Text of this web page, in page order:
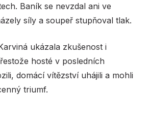
Baník se nevzdal ani ve
síly a soupeř stupňoval tlak.
ukázala zkušenost i
hosté v posledních
domácí vítězství uhájili a mohli
triumf.